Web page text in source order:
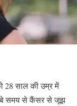
28 साल की उम्र में
लंबे समय से कैंसर से जूझ